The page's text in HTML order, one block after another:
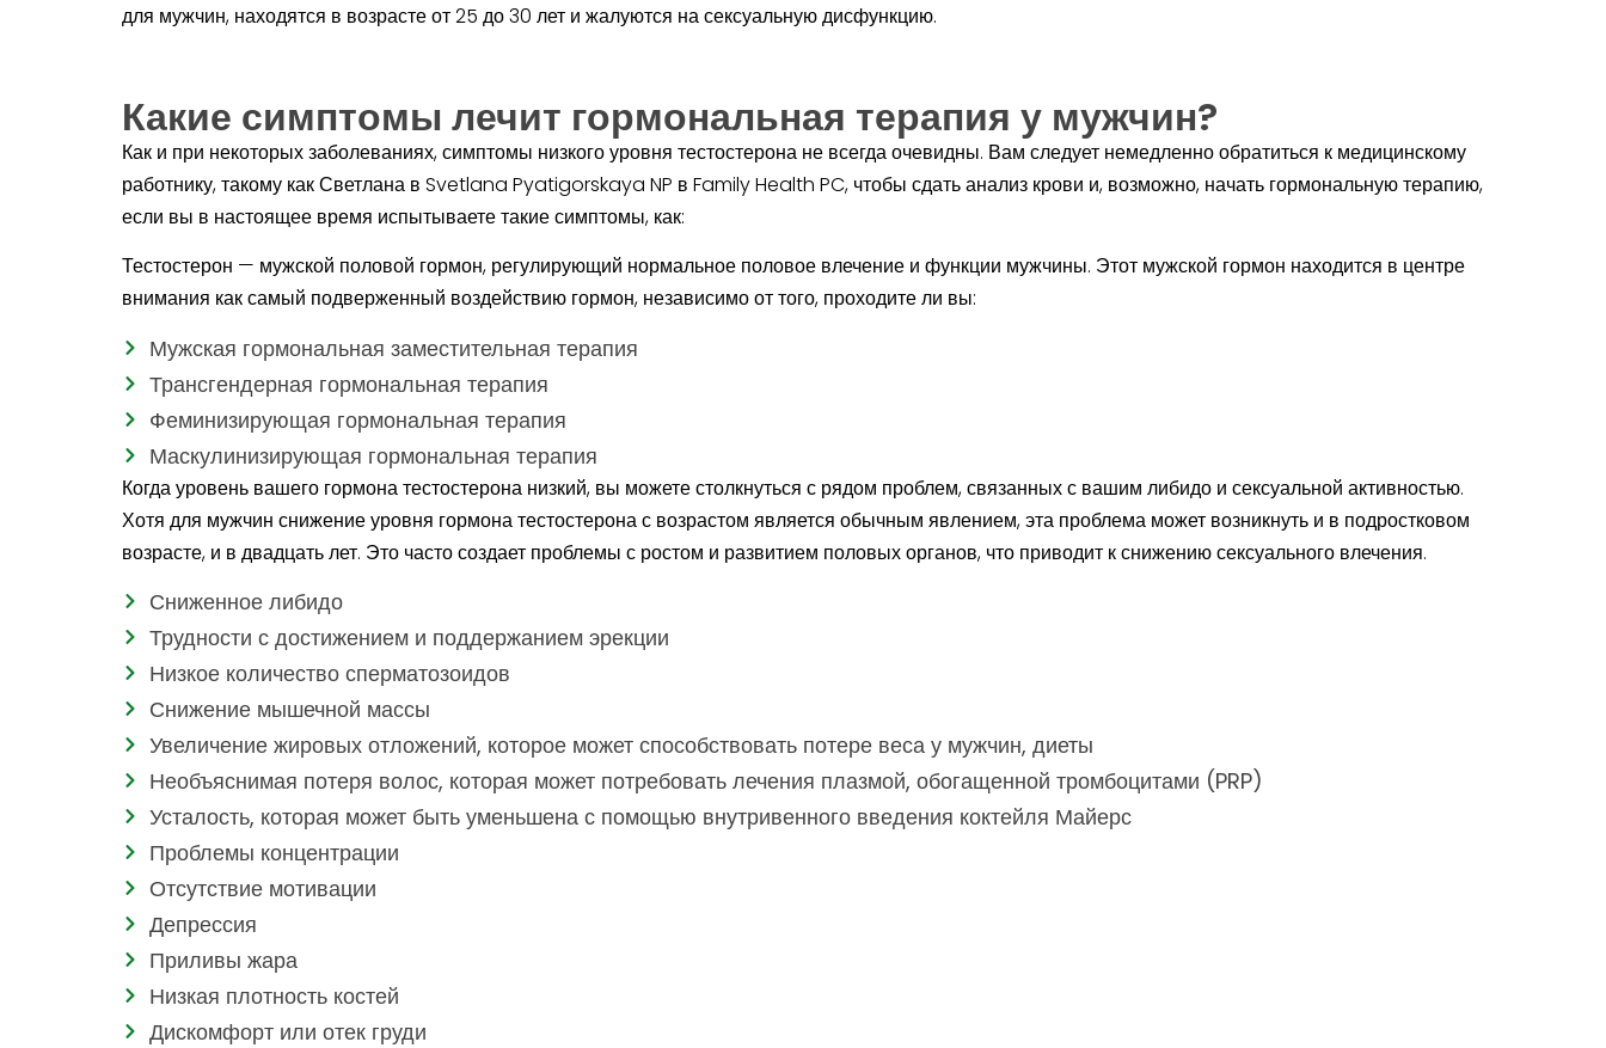
для мужчин, находятся в возрасте от 25 до 30 лет и жалуются на сексуальную дисфункцию.
Какие симптомы лечит гормональная терапия у мужчин?
Как и при некоторых заболеваниях, симптомы низкого уровня тестостерона не всегда очевидны. Вам следует немедленно обратиться к медицинскому
работнику, такому как Светлана в Svetlana Pyatigorskaya NP в Family Health PC, чтобы сдать анализ крови и, возможно, начать гормональную терапию,
если вы в настоящее время испытываете такие симптомы, как:
Тестостерон — мужской половой гормон, регулирующий нормальное половое влечение и функции мужчины. Этот мужской гормон находится в центре
внимания как самый подверженный воздействию гормон, независимо от того, проходите ли вы:
Мужская гормональная заместительная терапия
Трансгендерная гормональная терапия
Феминизирующая гормональная терапия
Маскулинизирующая гормональная терапия
Когда уровень вашего гормона тестостерона низкий, вы можете столкнуться с рядом проблем, связанных с вашим либидо и сексуальной активностью.
Хотя для мужчин снижение уровня гормона тестостерона с возрастом является обычным явлением, эта проблема может возникнуть и в подростковом
возрасте, и в двадцать лет. Это часто создает проблемы с ростом и развитием половых органов, что приводит к снижению сексуального влечения.
Сниженное либидо
Трудности с достижением и поддержанием эрекции
Низкое количество сперматозоидов
Снижение мышечной массы
Увеличение жировых отложений, которое может способствовать потере веса у мужчин, диеты
Необъяснимая потеря волос, которая может потребовать лечения плазмой, обогащенной тромбоцитами (PRP)
Усталость, которая может быть уменьшена с помощью внутривенного введения коктейля Майерс
Проблемы концентрации
Отсутствие мотивации
Депрессия
Приливы жара
Низкая плотность костей
Дискомфорт или отек груди